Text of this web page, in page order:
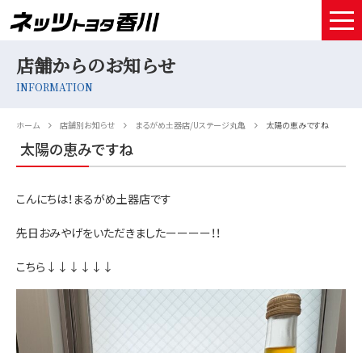
お得なお支払い
店舗からのお知らせ
INFORMATION
ホーム 店舗別お知らせ まるがめ土器店/Uステージ丸亀 太陽の恵みですね
太陽の恵みですね
こんにちは！まるがめ土器店です
先日おみやげをいただきましたーーーー！！
こちら↓↓↓↓↓↓